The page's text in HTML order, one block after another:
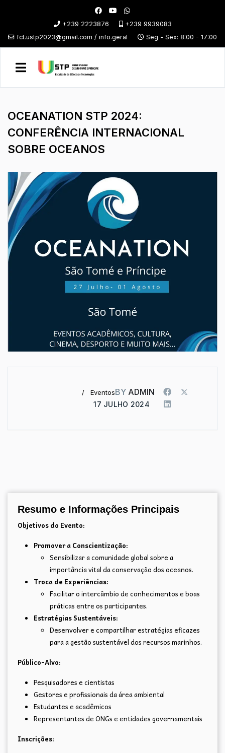
+239 2223876
+239 9939083
fct.ustp2023@gmail.com / info.geral
Seg - Sex: 8:00 - 17:00
OCEANATION STP 2024:
CONFERÊNCIA INTERNACIONAL
SOBRE OCEANOS
BY ADMIN
Eventos
17 JULHO 2024
Resumo e Informações Principais
Objetivos do Evento:
Promover a Conscientização:
Sensibilizar a comunidade global sobre a
importância vital da conservação dos oceanos.
Troca de Experiências:
Facilitar o intercâmbio de conhecimentos e boas
práticas entre os participantes.
Estratégias Sustentáveis:
Desenvolver e compartilhar estratégias eficazes
para a gestão sustentável dos recursos marinhos.
Público-Alvo:
Pesquisadores e cientistas
Gestores e profissionais da área ambiental
Estudantes e acadêmicos
Representantes de ONGs e entidades governamentais
Inscrições: